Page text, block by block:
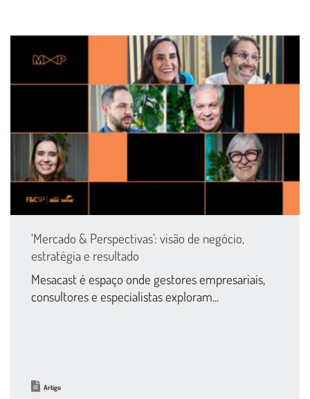
‘Mercado & Perspectivas’: visão de negócio,
estratégia e resultado
Mesacast é espaço onde gestores empresariais,
consultores e especialistas exploram...
Artigo